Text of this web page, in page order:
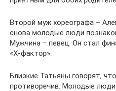
Второй муж хореографа –
снова молодые люди
Мужчина – певец. Он стал
«Х-фактор».
Близкие Татьяны говорят,
противоречив. Молодые люди